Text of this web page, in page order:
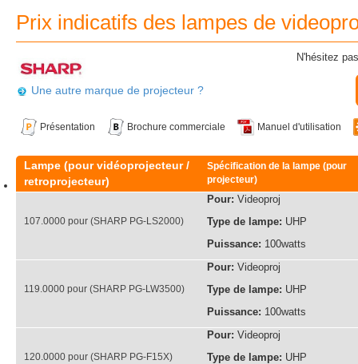
Prix indicatifs des lampes de
Une autre marque de projecteur ?
N'hésitez
Présentation Brochure commerciale Manuel d'utilisation
Lampe (pour vidéoprojecteur /
retroprojecteur)
Spécification de la lampe (pour
projecteur)
107.0000 pour (SHARP PG-LS2000)
Pour: Videoproj
Type de lampe: UHP
Puissance: 100watts
119.0000 pour (SHARP PG-LW3500)
Pour: Videoproj
Type de lampe: UHP
Puissance: 100watts
120.0000 pour (SHARP PG-F15X)
Pour: Videoproj
Type de lampe: UHP